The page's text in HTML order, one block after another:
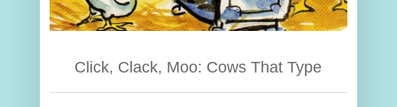
Click, Clack, Moo: Cows That Type